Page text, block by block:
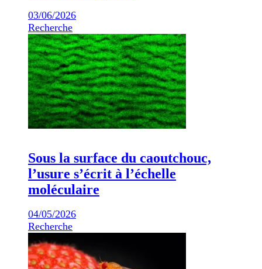
03/06/2026
Recherche
Sous la surface du caoutchouc,
l’usure s’écrit à l’échelle
moléculaire
04/05/2026
Recherche